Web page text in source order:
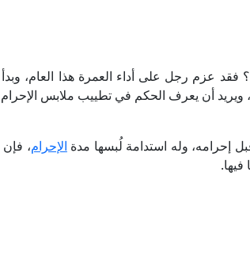
عزم رجل على أداء العمرة هذا العام،
أن يعرف الحكم في تطييب ملابس
إحرامه، وله استدامة لُبسها مدة الإحرام، فإن
فيها.